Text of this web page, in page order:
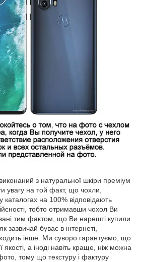
з натуральної шкіри преміум
увагу на той факт, що чохли,
каталогах на 100% відповідають
тобто отримавши чохол Ви
тим фактом, що Ви нарешті купили
буває в інтернеті,
інше. Ми суворо гарантуємо, що
а іноді навіть краще, ніж можна
тому що текстуру і фактуру